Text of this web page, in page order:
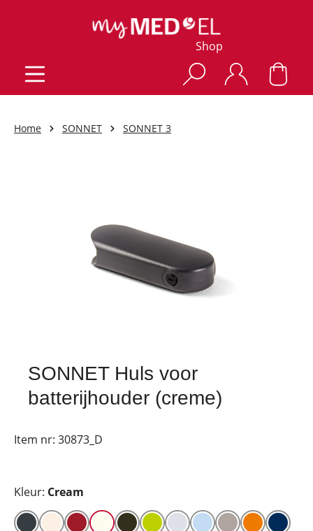
Shop
Home SONNET SONNET 3
SONNET Huls voor
batterijhouder (creme)
Item nr: 30873_D
Kleur: Cream